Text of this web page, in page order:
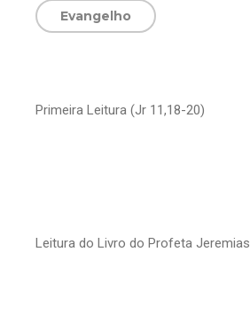
Evangelho
Primeira Leitura (Jr 11,18-20)
Leitura do Livro do Profeta Jeremias.